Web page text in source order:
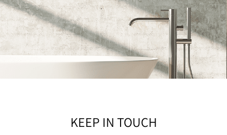
KEEP IN TOUCH